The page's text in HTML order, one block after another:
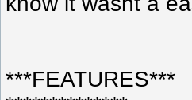
***FEATURES***